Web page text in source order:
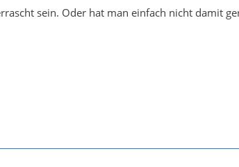
sein. Oder hat man einfach nicht damit